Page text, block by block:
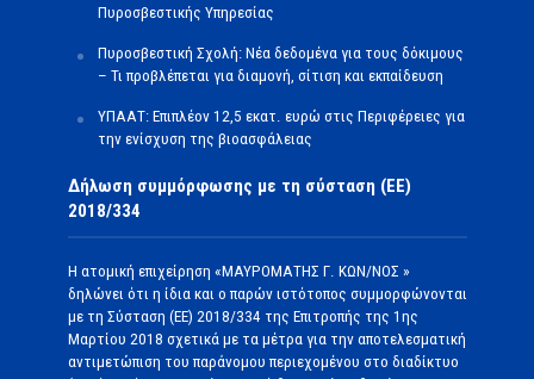
Πυροσβεστικής Υπηρεσίας
Πυροσβεστική Σχολή: Νέα δεδομένα για τους δόκιμους
– Τι προβλέπεται για διαμονή, σίτιση και εκπαίδευση
ΥΠΑΑΤ: Επιπλέον 12,5 εκατ. ευρώ στις Περιφέρειες για
την ενίσχυση της βιοασφάλειας
Δήλωση συμμόρφωσης με τη σύσταση (ΕΕ)
2018/334
Η ατομική επιχείρηση «ΜΑΥΡΟΜΑΤΗΣ Γ. ΚΩΝ/ΝΟΣ »
δηλώνει ότι η ίδια και ο παρών ιστότοπος συμμορφώνονται
με τη Σύσταση (ΕΕ) 2018/334 της Επιτροπής της 1ης
Μαρτίου 2018 σχετικά με τα μέτρα για την αποτελεσματική
αντιμετώπιση του παράνομου περιεχομένου στο διαδίκτυο